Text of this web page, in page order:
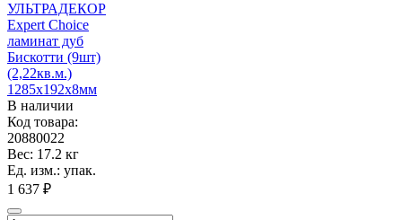
УЛЬТРАДЕКОР
Expert Choice
ламинат дуб
Бискотти (9шт)
(2,22кв.м.)
1285х192х8мм
В наличии
Код товара:
20880022
Вес: 17.2 кг
Ед. изм.: упак.
1 637 ₽